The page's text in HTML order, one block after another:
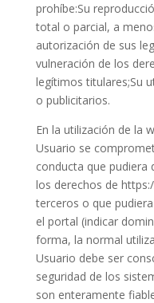
prohíbe:Su
total o parcial, a
autorización de sus
vulneración de los
legítimos titulares;Su
o publicitarios.
En la utilización de la
Usuario se
conducta que pudiera
los derechos de
terceros o que
el portal (indicar
forma, la normal
Usuario debe ser
seguridad de los
son enteramente